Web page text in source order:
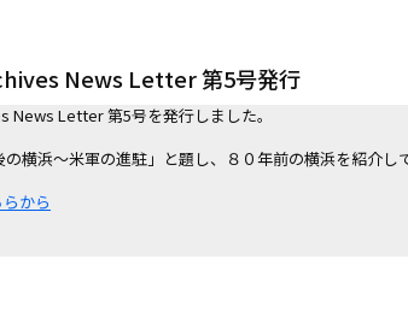
News Letter 第5号発行
News Letter 第5号を発行しました。
横浜～米軍の進駐」と題し、８０年前の横浜を紹介し
から